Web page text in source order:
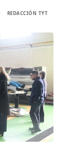
REDACCIÓN TYT